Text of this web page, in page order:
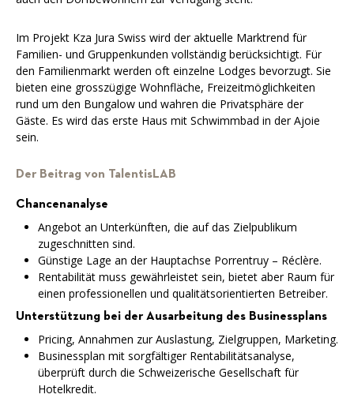
Im Projekt Kza Jura Swiss wird der aktuelle Marktrend für
Familien- und Gruppenkunden vollständig berücksichtigt. Für
den Familienmarkt werden oft einzelne Lodges bevorzugt. Sie
bieten eine grosszügige Wohnfläche, Freizeitmöglichkeiten
rund um den Bungalow und wahren die Privatsphäre der
Gäste. Es wird das erste Haus mit Schwimmbad in der Ajoie
sein.
Der Beitrag von TalentisLAB
Chancenanalyse
Angebot an Unterkünften, die auf das Zielpublikum
zugeschnitten sind.
Günstige Lage an der Hauptachse Porrentruy – Réclère.
Rentabilität muss gewährleistet sein, bietet aber Raum für
einen professionellen und qualitätsorientierten Betreiber.
Unterstützung bei der Ausarbeitung des Businessplans
Pricing, Annahmen zur Auslastung, Zielgruppen, Marketing.
Businessplan mit sorgfältiger Rentabilitätsanalyse,
überprüft durch die Schweizerische Gesellschaft für
Hotelkredit.